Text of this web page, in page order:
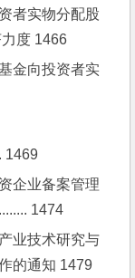
者实物分配股
度 1466
金向投资者实
1469
企业备案管理
1474
业技术研究与
的通知 1479